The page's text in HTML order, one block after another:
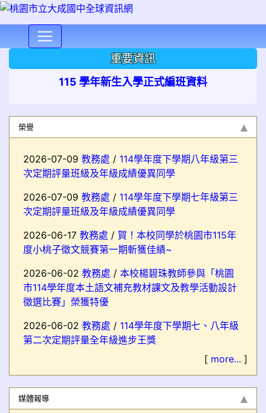
重要資訊
115 學年新生入學正式編班資料
榮譽
2026-07-09 教務處 / 114學年度下學期八年級第三
次定期評量班級及年級成績優異同學
2026-07-09 教務處 / 114學年度下學期七年級第三
次定期評量班級及年級成績優異同學
2026-06-17 教務處 / 賀！本校同學於桃園市115年
度小桃子徵文競賽第一期斬獲佳績~
2026-06-02 教務處 / 本校楊碧珠教師參與「桃園
市114學年度本土語文補充教材課文及教學活動設計
徵選比賽」榮獲特優
2026-06-02 教務處 / 114學年度下學期七、八年級
第二次定期評量全年級進步王獎
[ more... ]
媒體報導